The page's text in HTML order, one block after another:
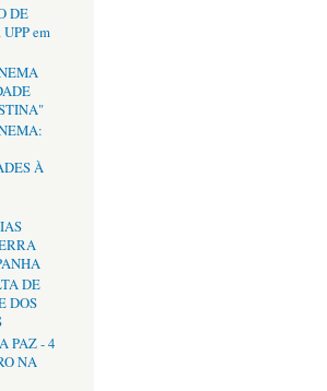
DE
em
À
DE
DOS
PAZ - 4
NA